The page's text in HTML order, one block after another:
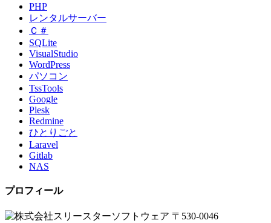
PHP
レンタルサーバー
Ｃ＃
SQLite
VisualStudio
WordPress
パソコン
TssTools
Google
Plesk
Redmine
ひとりごと
Laravel
Gitlab
NAS
プロフィール
〒530-0046